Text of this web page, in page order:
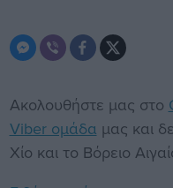
Ακολουθήστε μας στο
Viber ομάδα μας και
Χίο και το Βόρειο